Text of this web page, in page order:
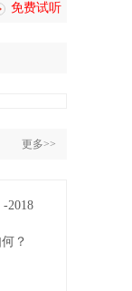
免费试听
更多>>
2018
？